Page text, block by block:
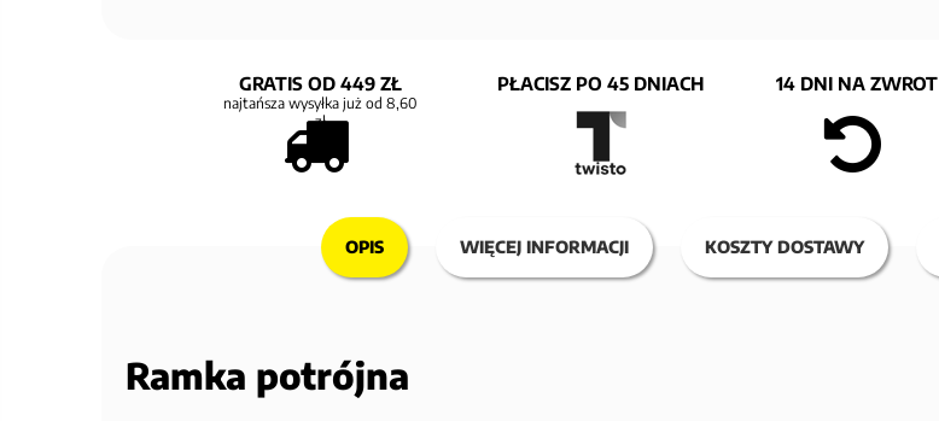
GRATIS OD 449 ZŁ
najtańsza wysyłka już od 8,60
zł
PŁACISZ PO 45 DNIACH 14 DNI NA ZWROT
OPIS WIĘCEJ INFORMACJI KOSZTY DOSTAWY
Ramka potrójna